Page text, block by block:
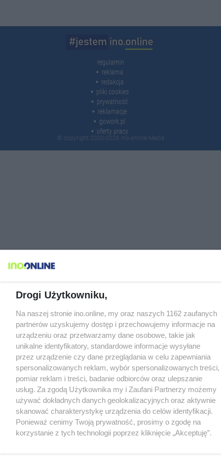
regulamin
reklama
redakcja
pliki cookies
prywatność
reklamacje
gowork.pl
oferty pracy
© copyright 2000-2026 Ino-online Media
Drogi Użytkowniku,
Na naszej stronie ino.online, my oraz naszych 1162 zaufanych
partnerów uzyskujemy dostęp i przechowujemy informacje na
urządzeniu oraz przetwarzamy dane osobowe, takie jak
unikalne identyfikatory, standardowe informacje wysyłane
przez urządzenie czy dane przeglądania w celu zapewniania
spersonalizowanych reklam, wybór spersonalizowanych treści,
pomiar reklam i treści, badanie odbiorców oraz ulepszanie
usług. Za zgodą Użytkownika my i Zaufani Partnerzy możemy
używać dokładnych danych geolokalizacyjnych oraz aktywnie
skanować charakterystykę urządzenia do celów identyfikacji.
Ponieważ cenimy Twoją prywatność, prosimy o zgodę na
korzystanie z tych technologii poprzez kliknięcie „Akceptuję”.